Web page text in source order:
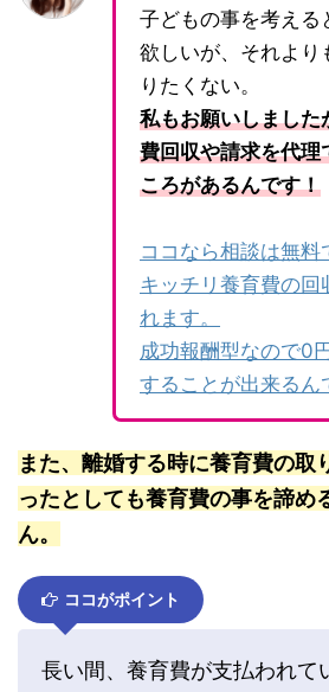
子どもの事を考える
欲しいが、それより
りたくない。
私もお願いしました
費回収や請求を代理
ころがあるんです！
ココなら相談は無
キッチリ養育費の回
れます。
成功報酬型なので0
することが出来るん
また、離婚する時に養育費の取
ったとしても養育費の事を諦め
ん。
ココがポイント
長い間、養育費が支払われて